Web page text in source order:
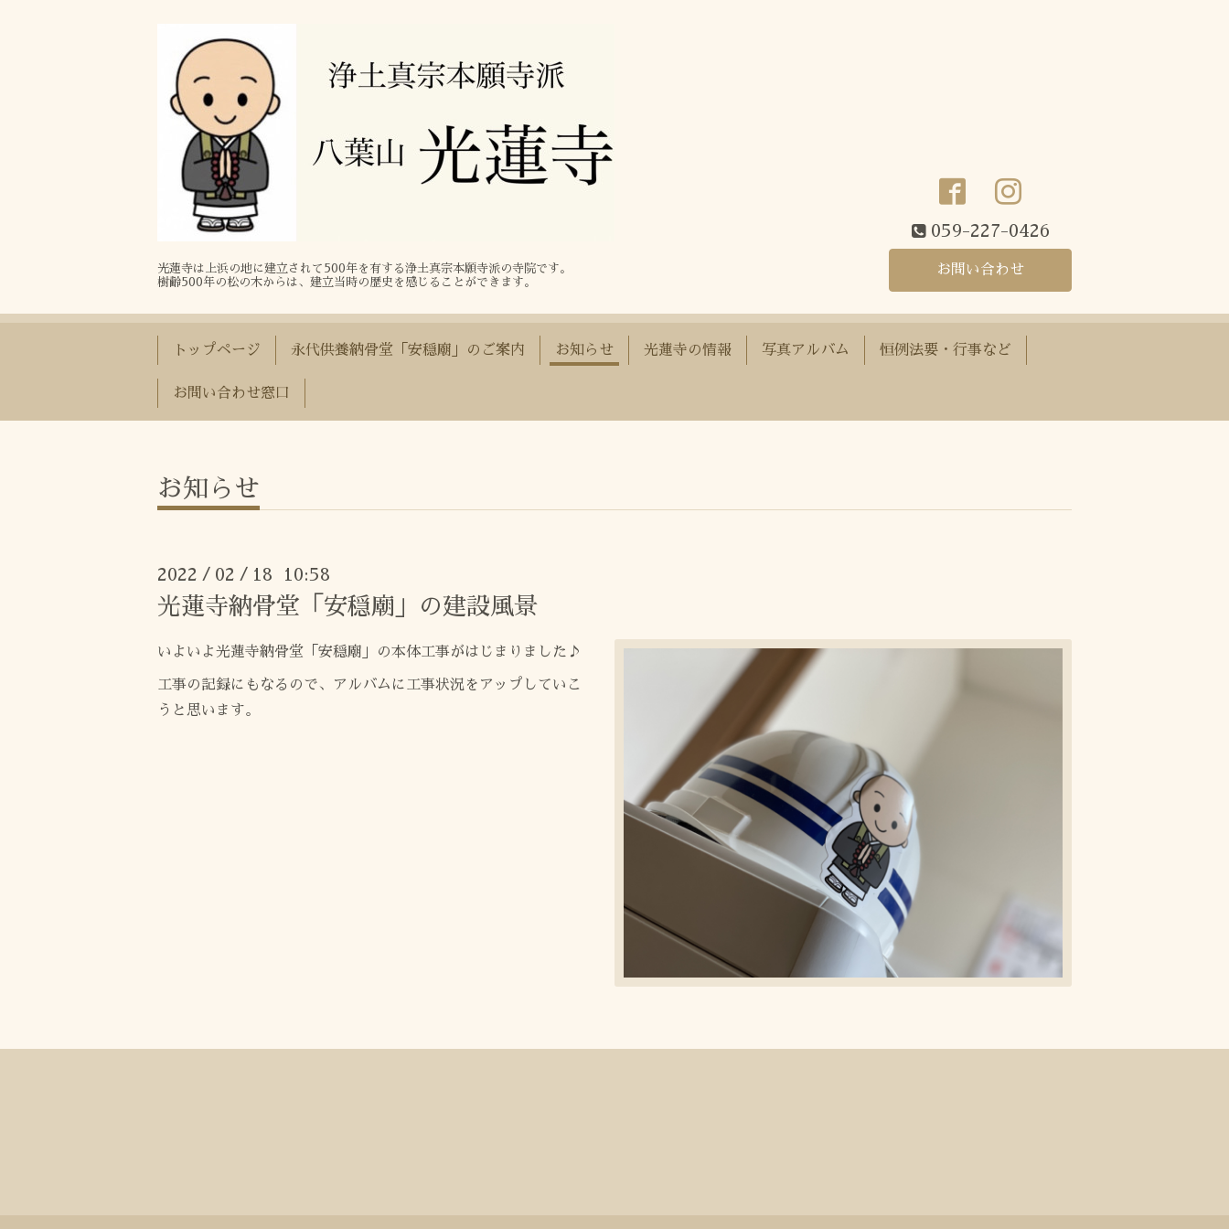
光蓮寺は上浜の地に建立されて500年を有する浄土真宗本願寺派の寺院です。
樹齢500年の松の木からは、建立当時の歴史を感じることができます。
059-227-0426
お問い合わせ
トップページ 永代供養納骨堂「安穏廟」のご案内 お知らせ 光蓮寺の情報 写真アルバム 恒例法要・行事など
お問い合わせ窓口
お知らせ
2022 / 02 / 18 10:58
光蓮寺納骨堂「安穏廟」の建設風景
いよいよ光蓮寺納骨堂「安穏廟」の本体工事がはじまりました♪
工事の記録にもなるので、アルバムに工事状況をアップしていこ
うと思います。